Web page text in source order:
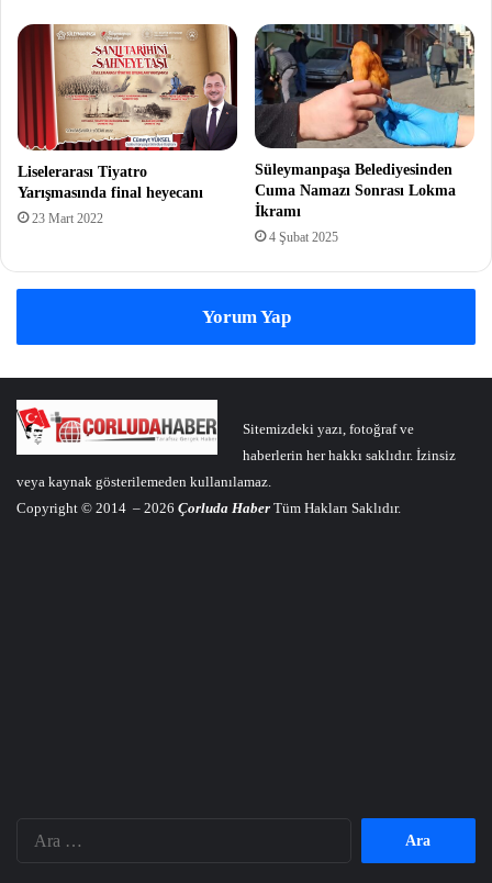
Liselerarası Tiyatro
Yarışmasında final heyecanı
23 Mart 2022
Süleymanpaşa Belediyesinden
Cuma Namazı Sonrası Lokma
İkramı
4 Şubat 2025
Yorum Yap
Sitemizdeki yazı, fotoğraf ve
haberlerin her hakkı saklıdır. İzinsiz
veya kaynak gösterilemeden kullanılamaz.
Copyright © 2014 – 2026 Çorluda Haber Tüm Hakları Saklıdır.